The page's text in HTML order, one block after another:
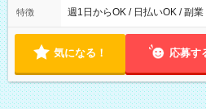
す。ご応募時にご遠慮なくご
ません。
特徴 週1日からOK / 日払いOK / 副
気になる！ 応募す